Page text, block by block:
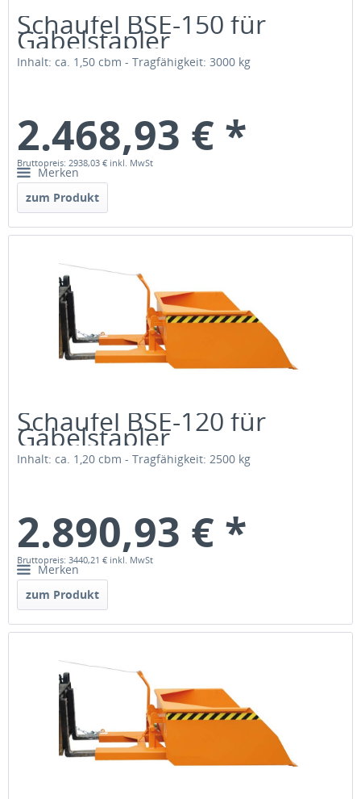
Schaufel BSE-150 für
Gabelstapler
Inhalt: ca. 1,50 cbm - Tragfähigkeit: 3000 kg
2.468,93 € *
Bruttopreis: 2938,03 € inkl. MwSt
Merken
zum Produkt
Schaufel BSE-120 für
Gabelstapler
Inhalt: ca. 1,20 cbm - Tragfähigkeit: 2500 kg
2.890,93 € *
Bruttopreis: 3440,21 € inkl. MwSt
Merken
zum Produkt